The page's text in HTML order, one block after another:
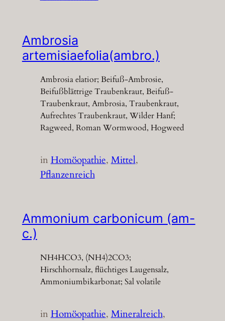
Ambrosia
artemisiaefolia(ambro.)
Ambrosia elatior; Beifuß-Ambrosie,
Beifußblättrige Traubenkraut, Beifuß-
Traubenkraut, Ambrosia, Traubenkraut,
Aufrechtes Traubenkraut, Wilder Hanf;
Ragweed, Roman Wormwood, Hogweed
inHomöopathie, Mittel
Pflanzenreich
Ammonium carbonicum (am-
c.)
NH4HCO3, (NH4)2CO3;
Hirschhornsalz, flüchtiges Laugensalz,
Ammoniumbikarbonat; Sal volatile
inHomöopathie, Mineralreich